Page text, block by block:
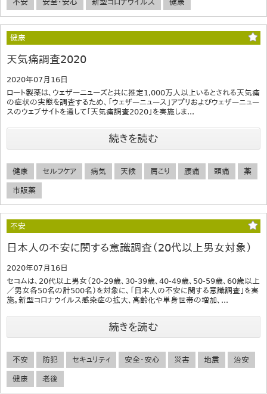
不安 安全・安心 新型コロナウイルス 健康
健康
天気痛調査2020
2020年07月16日
ロート製薬は、ウェザーニューズと共に推定1,000万人以上いるとされる天気痛
の症状の実態を調査するため、「ウェザーニュース」アプリおよびウェザーニュー
スのウェブサイトを通して「天気痛調査2020」を実施しま...
続きを読む
健康 セルフケア 病気 天候 肩こり 腰痛 頭痛 薬
市販薬
不安
日本人の不安に関する意識調査（20代以上男女対象）
2020年07月16日
セコムは、20代以上男女（20-29歳、30-39歳、40-49歳、50-59歳、60歳以上
／男女各50名の計500名）を対象に、「日本人の不安に関する意識調査」を実
施。新型コロナウイルス感染症の拡大、高齢化や単身世帯の増加、...
続きを読む
不安 防犯 セキュリティ 安全・安心 災害 地震 治安
健康 老後